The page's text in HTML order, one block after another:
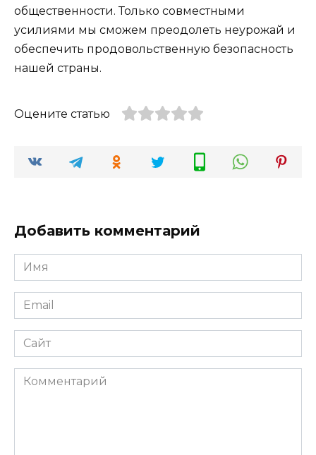
общественности. Только совместными
усилиями мы сможем преодолеть неурожай и
обеспечить продовольственную безопасность
нашей страны.
Оцените статью
Добавить комментарий
Имя
*
Email
*
Сайт
Комментарий